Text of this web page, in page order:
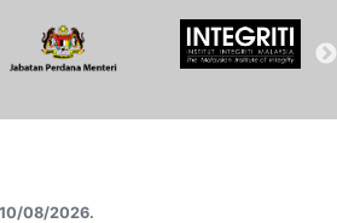
10/08/2026.